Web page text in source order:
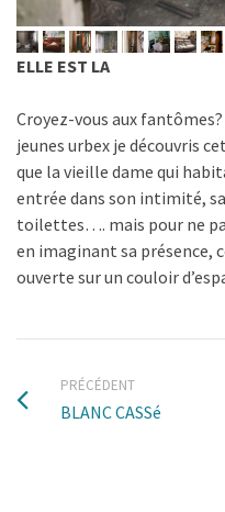
ELLE EST LA
Croyez-vous aux
jeunes urbex je découvris
que la vieille dame qui
entrée dans son intimité,
toilettes…. mais pour ne
en imaginant sa présence,
ouverte sur un couloir
PRÉCÉDENT
BLANC CASSé